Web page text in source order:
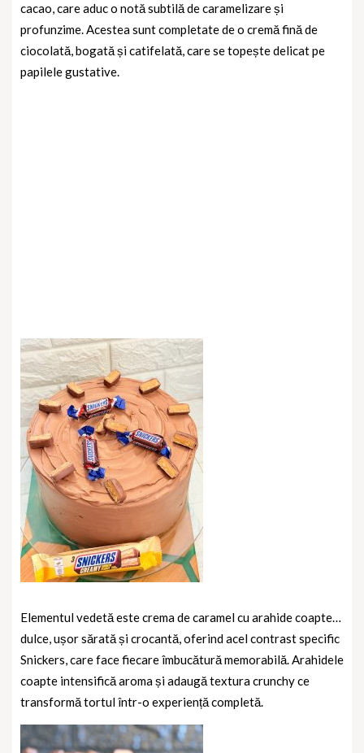
cacao, care aduc o notă subtilă de caramelizare și
profunzime. Acestea sunt completate de o cremă fină de
ciocolată, bogată și catifelată, care se topește delicat pe
papilele gustative.
Elementul vedetă este crema de caramel cu arahide coapte…
dulce, ușor sărată și crocantă, oferind acel contrast specific
Snickers, care face fiecare îmbucătură memorabilă. Arahidele
coapte intensifică aroma și adaugă textura crunchy ce
transformă tortul într-o experiență completă.